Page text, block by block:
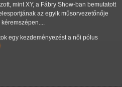
mint XY, a Fábry Show-ban bemutatott
az egyik műsorvezetőnője
egy kezdeményezést a női pólus